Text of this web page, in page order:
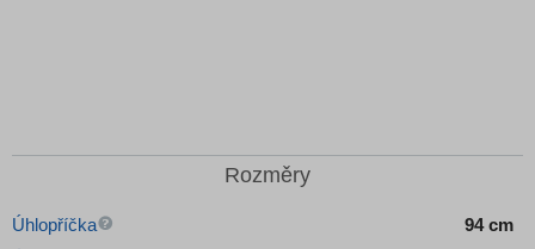
Rozměry
Úhlopříčka
94 cm